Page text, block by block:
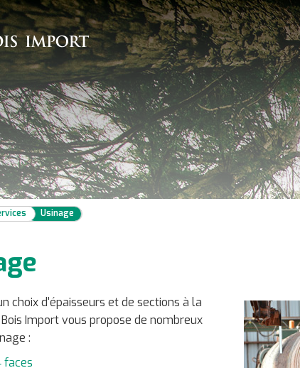
Usinage
choix d'épaisseurs et de sections à la
Import vous propose de nombreux
:
faces